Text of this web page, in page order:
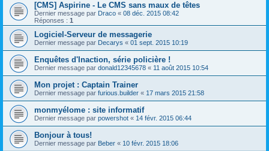
[CMS] Aspirine - Le CMS sans maux de têtes
Dernier message par Draco « 08 déc. 2015 08:42
Réponses : 1
Logiciel-Serveur de messagerie
Dernier message par Decarys « 01 sept. 2015 10:19
Enquêtes d'Inaction, série policière !
Dernier message par donald12345678 « 11 août 2015 10:54
Mon projet : Captain Trainer
Dernier message par furious.builder « 17 mars 2015 21:58
monmyélome : site informatif
Dernier message par powershot « 14 févr. 2015 06:44
Bonjour à tous!
Dernier message par Beber « 10 févr. 2015 18:06